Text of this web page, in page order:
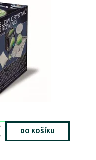
které ve tmě září!